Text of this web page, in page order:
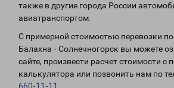
также в другие города России
авиатранспортом.
С примерной стоимостью перевозки
Балахна - Солнечногорск вы можете
сайте, произвести расчет стоимости
калькулятора или позвонить нам по